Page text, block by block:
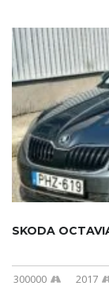
300000 2017